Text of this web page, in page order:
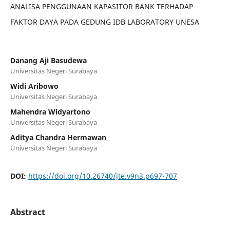
ANALISA PENGGUNAAN KAPASITOR BANK TERHADAP
FAKTOR DAYA PADA GEDUNG IDB LABORATORY UNESA
Danang Aji Basudewa
Universitas Negeri Surabaya
Widi Aribowo
Universitas Negeri Surabaya
Mahendra Widyartono
Universitas Negeri Surabaya
Aditya Chandra Hermawan
Universitas Negeri Surabaya
DOI: https://doi.org/10.26740/jte.v9n3.p697-707
Abstract